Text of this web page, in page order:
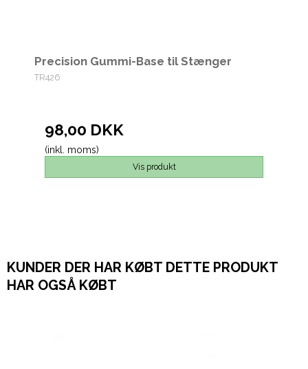
Precision Gummi-Base til Stænger
TR426
98,00 DKK
(inkl. moms)
Vis produkt
KUNDER DER HAR KØBT DETTE PRODUKT
HAR OGSÅ KØBT